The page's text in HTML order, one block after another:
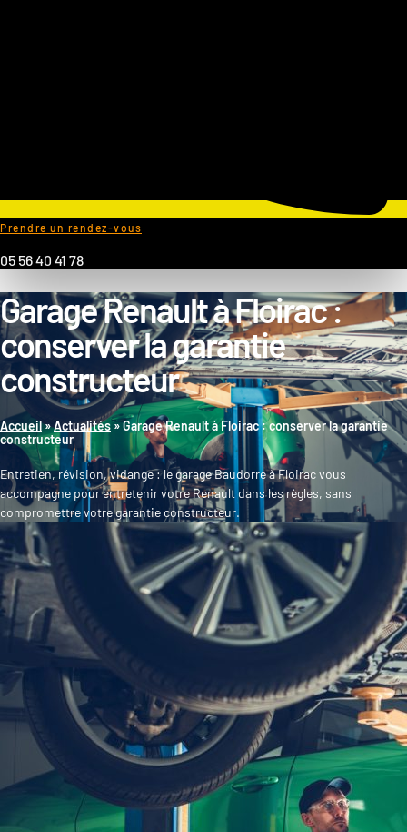
Prendre un rendez-vous
05 56 40 41 78
Garage Renault à Floirac :
conserver la garantie
constructeur
Accueil»Actualités»Garage Renault à Floirac : conserver la garantie
constructeur
Entretien, révision, vidange : le garage Baudorre à Floirac vous
accompagne pour entretenir votre Renault dans les règles, sans
compromettre votre garantie constructeur.